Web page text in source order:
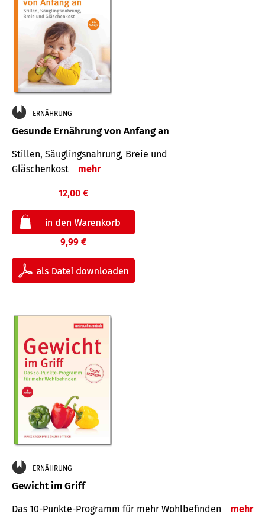
ERNÄHRUNG
Gesunde Ernährung von Anfang an
Stillen, Säuglingsnahrung, Breie und
Gläschenkost
mehr
12,00 €
9,99 €
ERNÄHRUNG
Gewicht im Griff
Das 10-Punkte-Programm für mehr Wohlbefinden mehr